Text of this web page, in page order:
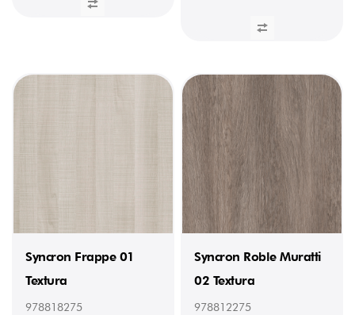
Syncron Frappe 01
Textura
978818275
Syncron Roble Muratti
02 Textura
978812275